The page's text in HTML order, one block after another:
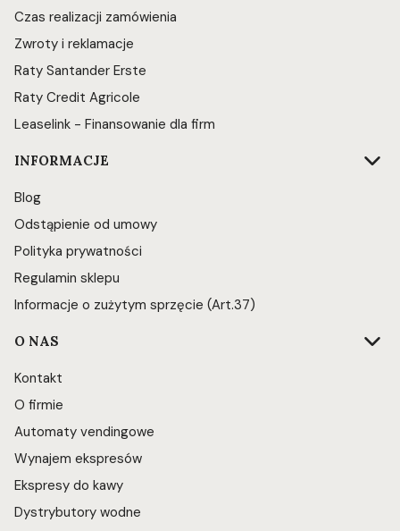
Czas realizacji zamówienia
Zwroty i reklamacje
Raty Santander Erste
Raty Credit Agricole
Leaselink - Finansowanie dla firm
INFORMACJE
Blog
Odstąpienie od umowy
Polityka prywatności
Regulamin sklepu
Informacje o zużytym sprzęcie (Art.37)
O NAS
Kontakt
O firmie
Automaty vendingowe
Wynajem ekspresów
Ekspresy do kawy
Dystrybutory wodne